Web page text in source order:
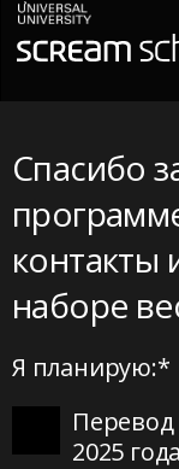
Спасибо
наборе
Я планирую:*
Перевод
2025 года